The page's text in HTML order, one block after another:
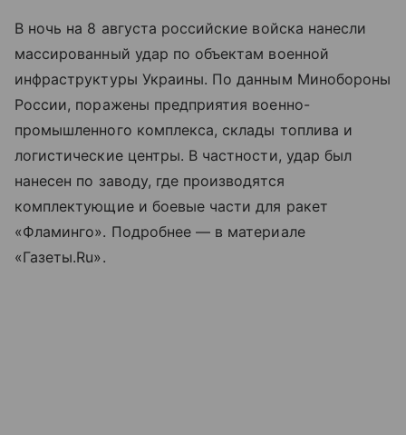
В ночь на 8 августа российские войска нанесли
массированный удар по объектам военной
инфраструктуры Украины. По данным Минобороны
России, поражены предприятия военно-
промышленного комплекса, склады топлива и
логистические центры. В частности, удар был
нанесен по заводу, где производятся
комплектующие и боевые части для ракет
«Фламинго». Подробнее — в материале
«Газеты.Ru».